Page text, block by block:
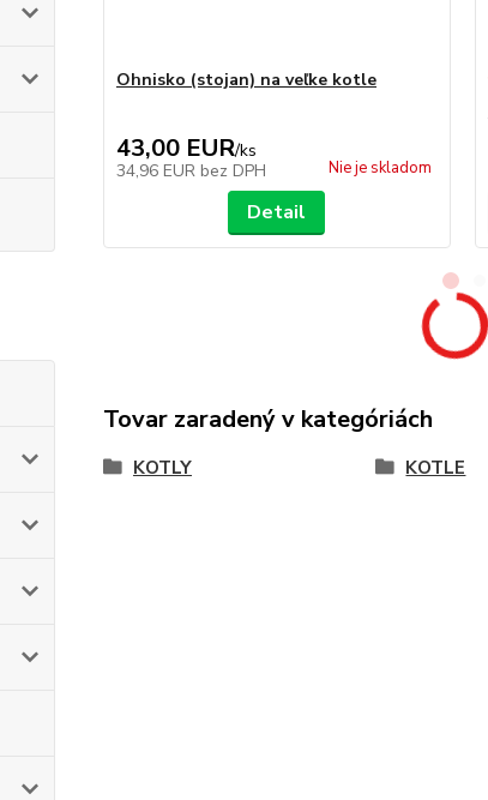
Ohnisko (stojan) na veľke kotle
43,00 EUR/ks
34,96 EUR bez DPH Nie je skladom
Detail
Tovar zaradený v kategóriách
KOTLY KOTLE